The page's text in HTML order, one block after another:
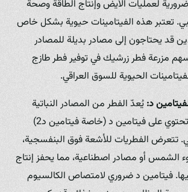
لعمليات الأيض وإنتاج الطاقة وصحة
تعتبر هذه الفيتامينات حيوية بشكل خاص
قد يحتاجون إلى مصادر بديلة للمصادر
مزرعة فطر زرشيك في توفير فطر طازج
الحيوية للسوق العراقي.
د:يُعدّ الفطر من المصادر النباتية
القليلة التي تحتوي على فيتامين د (خاصة فيتامين د2)
تتعرض الفطريات للأشعة فوق البنفسجية،
الشمس أو مصادر اصطناعية، مما يحفز إنتاج
فيتامين د ضروري لامتصاص الكالسيوم